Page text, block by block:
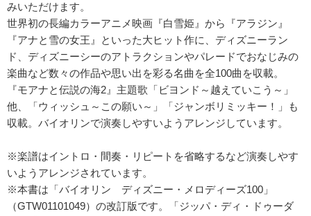
みいただけます。
世界初の長編カラーアニメ映画『白雪姫』から『アラジン』
『アナと雪の女王』といった大ヒット作に、ディズニーラン
ド、ディズニーシーのアトラクションやパレードでおなじみの
楽曲など数々の作品や思い出を彩る名曲を全100曲を収載。
『モアナと伝説の海2』主題歌「ビヨンド～越えていこう～」
他、「ウィッシュ～この願い～」「ジャンボリミッキー！」も
収載。バイオリンで演奏しやすいようアレンジしています。
※楽譜はイントロ・間奏・リピートを省略するなど演奏しやす
いようアレンジされています。
※本書は「バイオリン ディズニー・メロディーズ100」
（GTW01101049）の改訂版です。「ジッパ・ディ・ドゥーダ